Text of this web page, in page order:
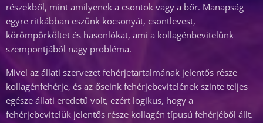
részekből, mint amilyenek a csontok vagy a bőr. Manapság
egyre ritkábban eszünk kocsonyát, csontlevest,
körömpörköltet és hasonlókat, ami a kollagénbevitelünk
szempontjából nagy probléma.
Mivel az állati szervezet fehérjetartalmának jelentős része
kollagénfehérje, és az őseink fehérjebevitelének szinte teljes
egésze állati eredetű volt, ezért logikus, hogy a
fehérjebevitelük jelentős része kollagén típusú fehérjéből állt.